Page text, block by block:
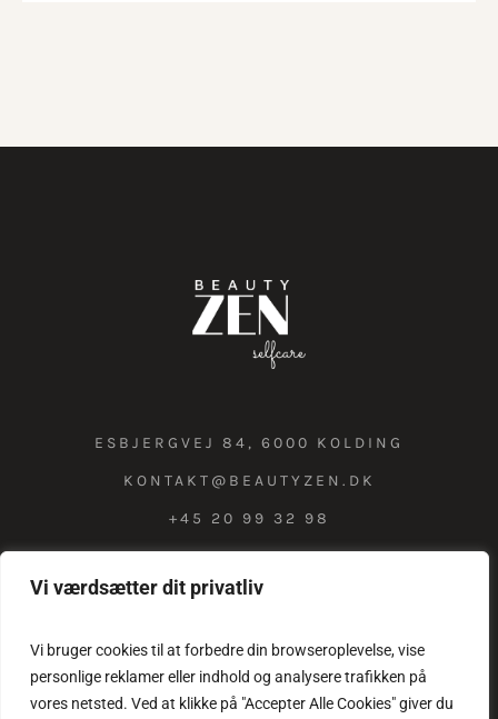
Vi værdsætter dit privatliv
Vi bruger cookies til at forbedre din browseroplevelse, vise
personlige reklamer eller indhold og analysere trafikken på
vores netsted. Ved at klikke på "Accepter Alle Cookies" giver du
ESBJERGVEJ 84, 6000 KOLDING
KONTAKT@BEAUTYZEN.DK
+45 20 99 32 98
COOKIE & PRIVATLIVSPOLITIK